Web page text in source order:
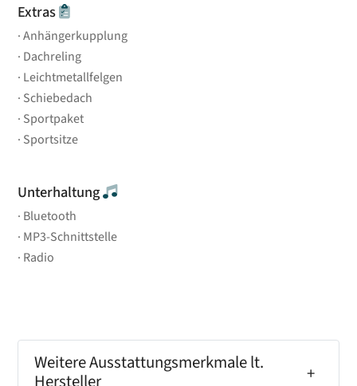
Extras
Anhängerkupplung
Dachreling
Leichtmetallfelgen
Schiebedach
Sportpaket
Sportsitze
Unterhaltung
Bluetooth
MP3-Schnittstelle
Radio
Weitere Ausstattungsmerkmale lt.
Hersteller